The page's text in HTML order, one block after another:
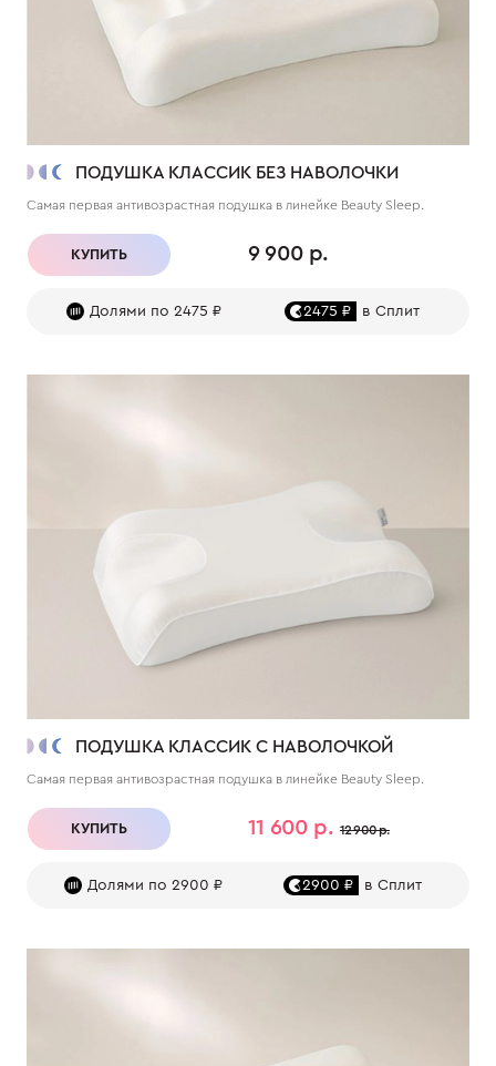
ПОДУШКА КЛАССИК БЕЗ НАВОЛОЧКИ
Самая первая антивозрастная подушка в линейке Beauty Sleep.
КУПИТЬ 9 900 р.
Долями по 2475 ₽ 2475 ₽ в Сплит
ПОДУШКА КЛАССИК С НАВОЛОЧКОЙ
Самая первая антивозрастная подушка в линейке Beauty Sleep.
КУПИТЬ 12 900 р.
11 600 р.
Долями по 2900 ₽ 2900 ₽ в Сплит